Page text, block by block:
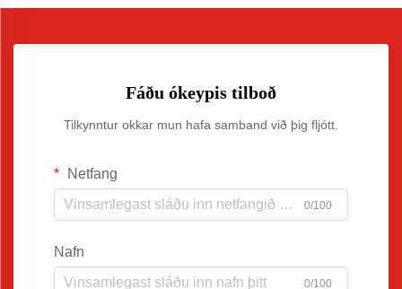
Fáðu ókeypis tilboð
Tilkynntur okkar mun hafa samband við þig fljótt.
Netfang
0/100
Nafn
0/100